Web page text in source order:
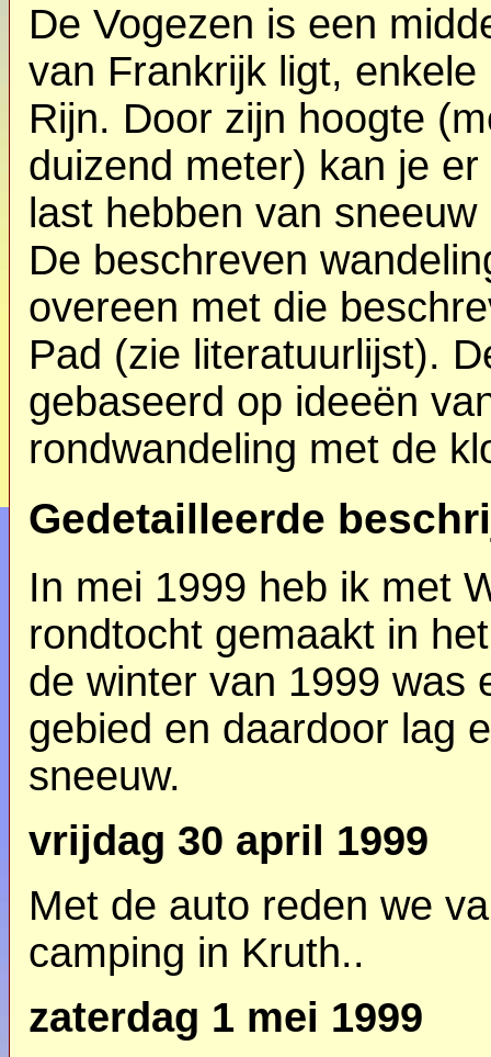
De Vogezen is een
van Frankrijk ligt,
Rijn. Door zijn hoogte
duizend meter) kan je
last hebben van
De beschreven
overeen met die
Pad (zie literatuurlijst).
gebaseerd op ideeën
rondwandeling met de
Gedetailleerde
In mei 1999 heb ik met
rondtocht gemaakt in
de winter van 1999 was
gebied en daardoor lag
sneeuw.
vrijdag 30 april 1999
Met de auto reden we
camping in Kruth..
zaterdag 1 mei 1999